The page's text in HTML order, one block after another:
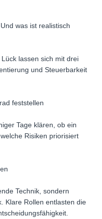
was ist realistisch
lassen sich mit drei
und Steuerbarkeit
feststellen
Tage klären, ob ein
Risiken priorisiert
Technik, sondern
Klare Rollen entlasten die